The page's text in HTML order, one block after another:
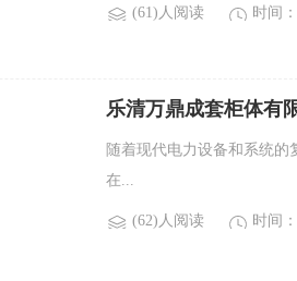
(61)人阅读 时间
乐清万鼎成套柜体
随着现代电力设备和系统
在...
(62)人阅读 时间